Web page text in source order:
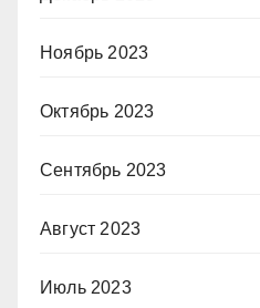
Ноябрь 2023
Октябрь 2023
Сентябрь 2023
Август 2023
Июль 2023